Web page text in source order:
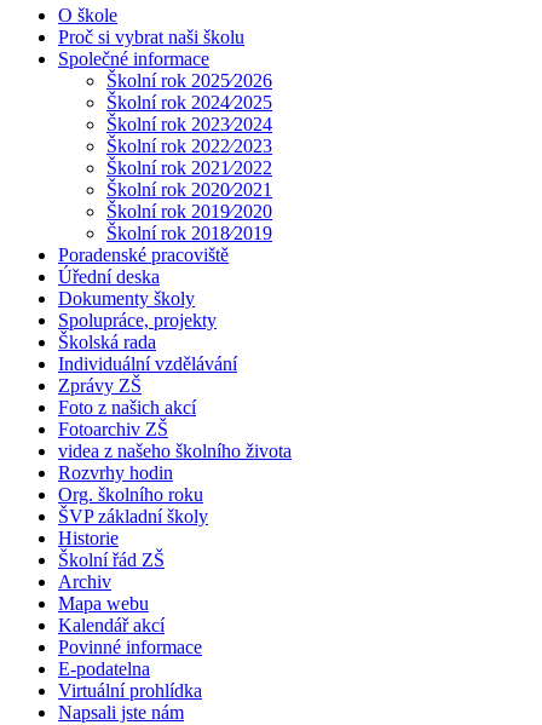
O škole
Proč si vybrat naši školu
Společné informace
Školní rok 2025⁄2026
Školní rok 2024⁄2025
Školní rok 2023⁄2024
Školní rok 2022⁄2023
Školní rok 2021⁄2022
Školní rok 2020⁄2021
Školní rok 2019⁄2020
Školní rok 2018⁄2019
Poradenské pracoviště
Úřední deska
Dokumenty školy
Spolupráce, projekty
Školská rada
Individuální vzdělávání
Zprávy ZŠ
Foto z našich akcí
Fotoarchiv ZŠ
videa z našeho školního života
Rozvrhy hodin
Org. školního roku
ŠVP základní školy
Historie
Školní řád ZŠ
Archiv
Mapa webu
Kalendář akcí
Povinné informace
E-podatelna
Virtuální prohlídka
Napsali jste nám